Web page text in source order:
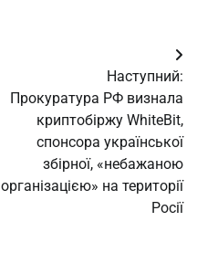
Наступний:
Прокуратура РФ визнала
криптобіржу WhiteBit,
спонсора української
збірної, «небажаною
організацією» на території
Росії